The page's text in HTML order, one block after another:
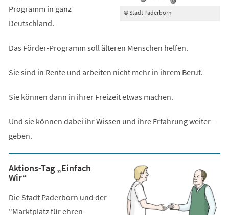
© Stadt Paderborn
Programm in ganz
Deutschland.
Das Förder-Programm soll älteren Menschen helfen.
Sie sind in Rente und arbeiten nicht mehr in ihrem Beruf.
Sie können dann in ihrer Freizeit etwas machen.
Und sie können dabei ihr Wissen und ihre Erfahrung weiter-
geben.
Aktions-Tag „Einfach
Wir“
Die Stadt Paderborn und der
"Marktplatz für ehren-